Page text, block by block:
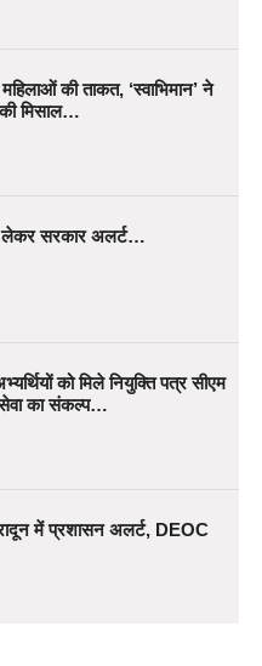
की ताकत, ‘स्वाभिमान’ ने
की मिसाल…
लेकर सरकार अलर्ट…
को मिले नियुक्ति पत्र सीएम
का संकल्प…
में प्रशासन अलर्ट, DEOC